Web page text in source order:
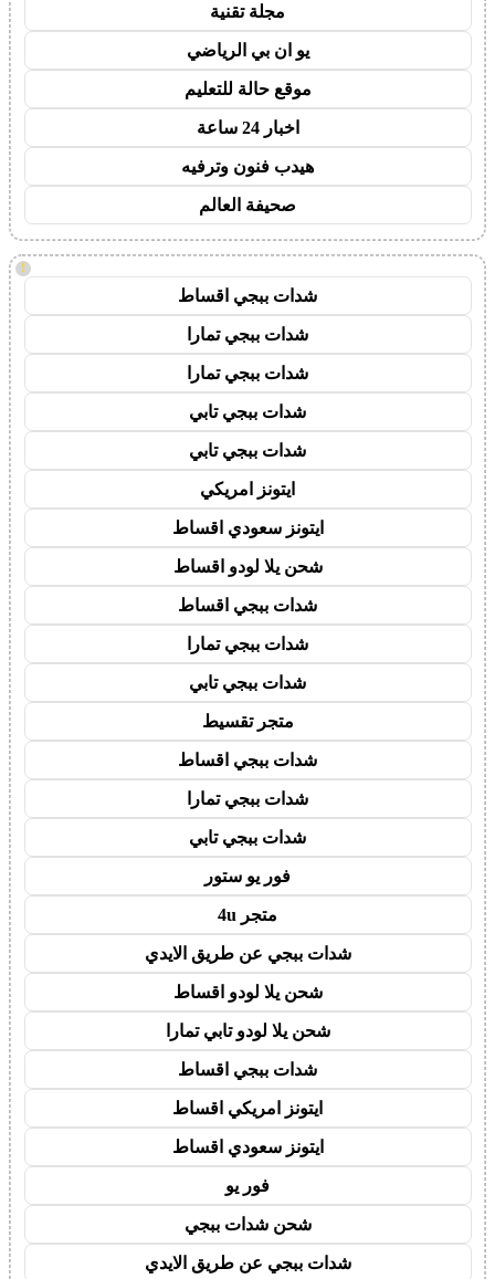
مجلة تقنية
يو ان بي الرياضي
موقع حالة للتعليم
اخبار 24 ساعة
هيدب فنون وترفيه
صحيفة العالم
!
شدات ببجي اقساط
شدات ببجي تمارا
شدات ببجي تمارا
شدات ببجي تابي
شدات ببجي تابي
ايتونز امريكي
ايتونز سعودي اقساط
شحن يلا لودو اقساط
شدات ببجي اقساط
شدات ببجي تمارا
شدات ببجي تابي
متجر تقسيط
شدات ببجي اقساط
شدات ببجي تمارا
شدات ببجي تابي
فور يو ستور
متجر 4u
شدات ببجي عن طريق الايدي
شحن يلا لودو اقساط
شحن يلا لودو تابي تمارا
شدات ببجي اقساط
ايتونز امريكي اقساط
ايتونز سعودي اقساط
فور يو
شحن شدات ببجي
شدات ببجي عن طريق الايدي